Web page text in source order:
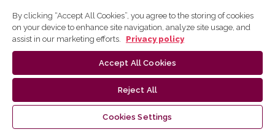
Vilnius University Press platform and metadata are distributed by
By clicking “Accept All Cookies”, you agree to the storing of cookies
on your device to enhance site navigation, analyze site usage, and
assist in our marketing efforts.
Privacy policy
Accept All Cookies
Reject All
Cookies Settings